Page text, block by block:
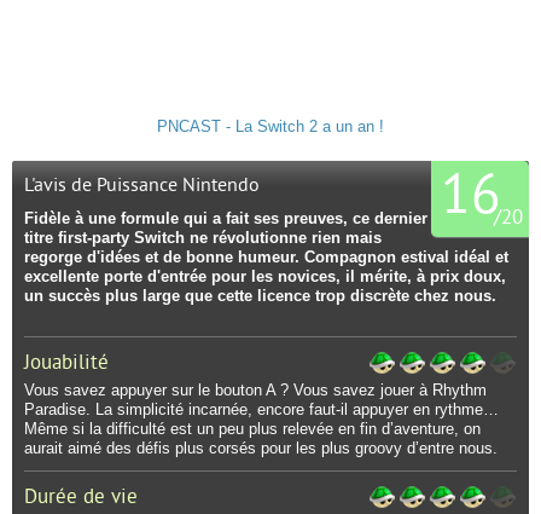
PNCAST - La Switch 2 a un an !
16
/20
L'avis de Puissance Nintendo
Fidèle à une formule qui a fait ses preuves, ce dernier
titre first-party Switch ne révolutionne rien mais
regorge d'idées et de bonne humeur. Compagnon estival idéal et
excellente porte d'entrée pour les novices, il mérite, à prix doux,
un succès plus large que cette licence trop discrète chez nous.
Jouabilité
Vous savez appuyer sur le bouton A ? Vous savez jouer à Rhythm
Paradise. La simplicité incarnée, encore faut-il appuyer en rythme…
Même si la difficulté est un peu plus relevée en fin d’aventure, on
aurait aimé des défis plus corsés pour les plus groovy d’entre nous.
Durée de vie